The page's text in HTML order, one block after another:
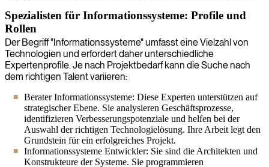
Spezialisten für Informationssysteme: Profile und
Rollen
Der Begriff "Informationssysteme" umfasst eine Vielzahl von
Technologien und erfordert daher unterschiedliche
Expertenprofile. Je nach Projektbedarf kann die Suche nach
dem richtigen Talent variieren:
Berater Informationssysteme: Diese Experten unterstützen auf
strategischer Ebene. Sie analysieren Geschäftsprozesse,
identifizieren Verbesserungspotenziale und helfen bei der
Auswahl der richtigen Technologielösung. Ihre Arbeit legt den
Grundstein für ein erfolgreiches Projekt.
Informationssysteme Entwickler: Sie sind die Architekten und
Konstrukteure der Systeme. Sie programmieren